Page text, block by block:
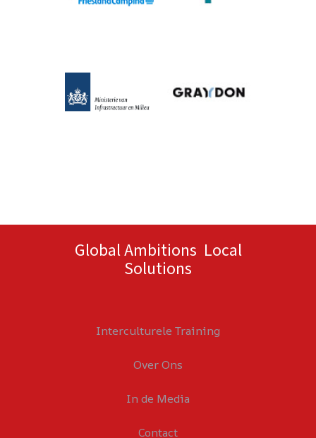
Global Ambitions Local
Solutions
Interculturele Training
Over Ons
In de Media
Contact